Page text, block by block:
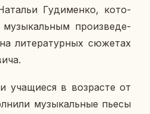
Гу­ди­мен­ко, ко­то­
про­из­ве­де­
ли­те­ра­тур­ных сю­же­тах
уча­щи­е­ся в воз­расте от
му­зы­каль­ные пьесы